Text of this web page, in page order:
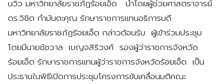
นวิว มหาวิทยาลัยราชภัฏร้อยเอ็ด นำโดยผู้ช่วยศาสตราจารย์
ดร.วิชิต กำมันตะคุณ รักษาราชการแทนอธิการบดี
มหาวิทยาลัยราชภัฏร้อยเอ็ด กล่าวต้อนรับ ผู้เข้าร่วมประชุม
โดยมีนายชัชวาล เบญจสิริวงศ์ รองผู้ว่าราชการจังหวัด
ร้อยเอ็ด รักษาราชการแทนผู้ว่าราชการจังหวัดร้อยเอ็ด เป็น
ประธานในพิธีเปิดการประชุมโครงการขับเคลื่อนมติคณะ